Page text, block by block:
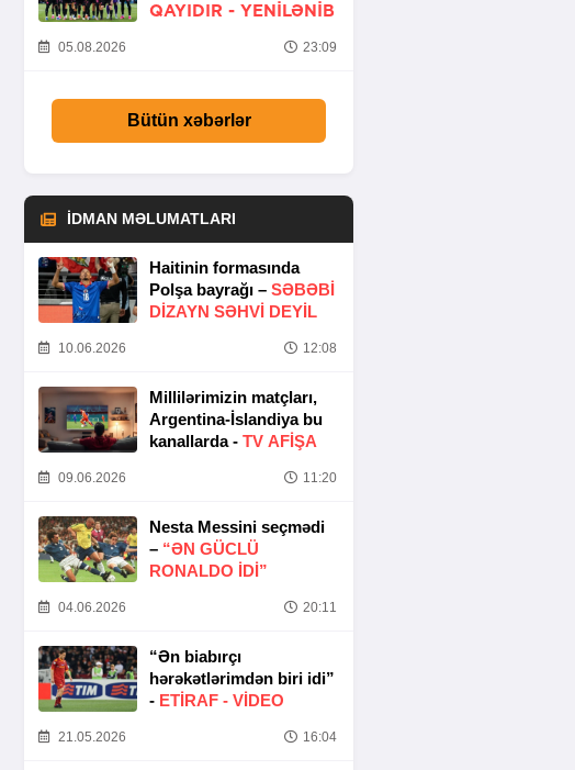
QAYIDIR - YENİLƏNİB
05.08.2026 23:09
Bütün xəbərlər
İDMAN MƏLUMATLARI
Haitinin formasında
Polşa bayrağı – SƏBƏBI
DIZAYN SƏHVI DEYIL
10.06.2026 12:08
Millilərimizin matçları,
Argentina-İslandiya bu
kanallarda - TV AFİŞA
09.06.2026 11:20
Nesta Messini seçmədi
– “ƏN GÜCLÜ
RONALDO IDI”
04.06.2026 20:11
“Ən biabırçı
hərəkətlərimdən biri idi”
- ETIRAF - VİDEO
21.05.2026 16:04